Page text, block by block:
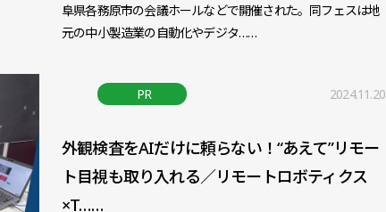
阜県各務原市の会議ホールなどで開催された。同フェスは地
元の中小製造業の自動化やデジタ……
PR 2024.11.20
外観検査をAIだけに頼らない！“あえて”リモー
ト目視も取り入れる／リモートロボティクス
×T……